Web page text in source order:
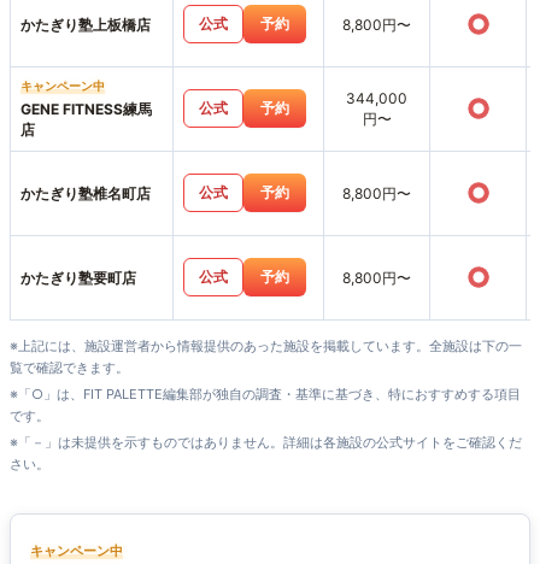
かたぎり塾上板橋店 公式 予約 8,800円〜 ○
キャンペーン中
GENE FITNESS練馬
店
公式 予約
344,000
円〜
○
かたぎり塾椎名町店 公式 予約 8,800円〜 ○
かたぎり塾要町店 公式 予約 8,800円〜 ○
※上記には、施設運営者から情報提供のあった施設を掲載しています。全施設は下の一
覧で確認できます。
※「○」は、FIT PALETTE編集部が独自の調査・基準に基づき、特におすすめする項目
です。
※「－」は未提供を示すものではありません。詳細は各施設の公式サイトをご確認くだ
さい。
キャンペーン中